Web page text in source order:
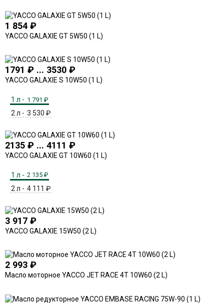
1 854 ₽
YACCO GALAXIE GT 5W50 (1 L)
1791 ₽ ... 3530 ₽
YACCO GALAXIE S 10W50 (1 L)
1 л - 1 791 ₽
2 л - 3 530 ₽
2135 ₽ ... 4111 ₽
YACCO GALAXIE GT 10W60 (1 L)
1 л - 2 135 ₽
2 л - 4 111 ₽
3 917 ₽
YACCO GALAXIE 15W50 (2 L)
2 993 ₽
Масло моторное YACCO JET RACE 4T 10W60 (2 L)